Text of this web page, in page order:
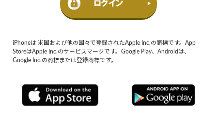
iPhoneは 米国および他の国々で登録されたApple Inc.の商標です。App
StoreはApple Inc.のサービスマークです。Google Play、Androidは、
Google Inc.の商標または登録商標です。